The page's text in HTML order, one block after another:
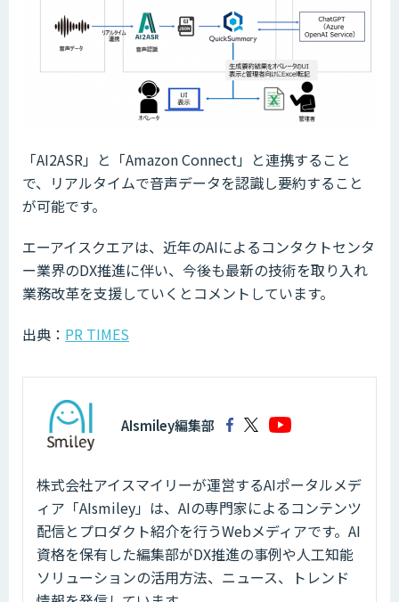
「AI2ASR」と「Amazon Connect」と連携すること
で、リアルタイムで音声データを認識し要約すること
が可能です。
エーアイスクエアは、近年のAIによるコンタクトセンタ
ー業界のDX推進に伴い、今後も最新の技術を取り入れ
業務改革を支援していくとコメントしています。
出典： PR TIMES
AIsmiley編集部
株式会社アイスマイリーが運営するAIポータルメデ
ィア「AIsmiley」は、AIの専門家によるコンテンツ
配信とプロダクト紹介を行うWebメディアです。AI
資格を保有した編集部がDX推進の事例や人工知能
ソリューションの活用方法、ニュース、トレンド